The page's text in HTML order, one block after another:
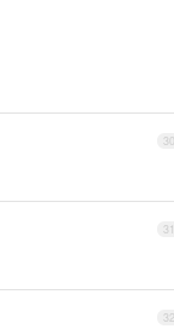
30
31
32